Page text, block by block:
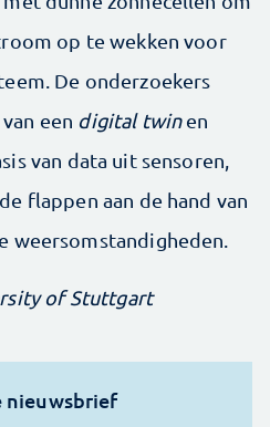
op te wekken voor
De onderzoekers
een digital twinen
van data uit sensoren,
flappen aan de hand van
weersomstandigheden.
of Stuttgart
nieuwsbrief